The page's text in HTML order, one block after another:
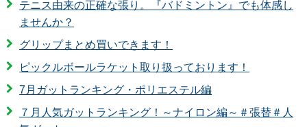
テニス由来の正確な張り。『バドミントン』でも体感し
ませんか？
グリップまとめ買いできます！
ピックルボールラケット取り扱っております！
7月ガットランキング・ポリエステル編
７月人気ガットランキング！～ナイロン編～＃張替＃人